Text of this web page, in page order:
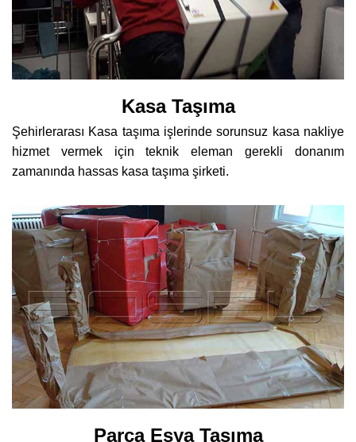
Kasa Taşıma
Şehirlerarası Kasa taşıma işlerinde sorunsuz kasa nakliye
hizmet vermek için teknik eleman gerekli donanım
zamanında hassas kasa taşıma şirketi.
Parça Eşya Taşıma